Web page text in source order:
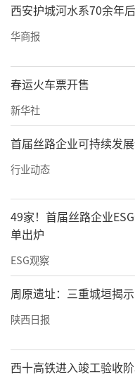
西安护城河水系70余年
华商报
春运火车票开售
新华社
首届丝路企业可持续发
行业动态
49家！首届丝路企业
单出炉
ESG观察
周原遗址：三重城垣揭
陕西日报
西十高铁进入竣工验收